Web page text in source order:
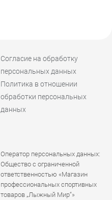
Согласие на обработку
персональных данных
Политика в отношении
обработки персональных
данных
Оператор персональных данных:
Общество с ограниченной
ответственностью «Магазин
профессиональных спортивных
товаров „Лыжный Мир“»